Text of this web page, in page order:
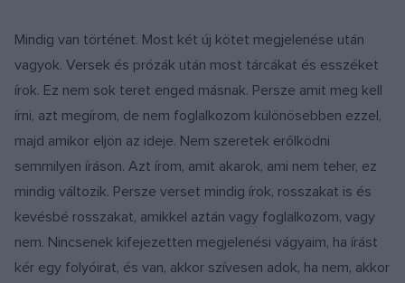
Mindig van történet. Most két új kötet megjelenése után
vagyok. Versek és prózák után most tárcákat és esszéket
írok. Ez nem sok teret enged másnak. Persze amit meg kell
írni, azt megírom, de nem foglalkozom különösebben ezzel,
majd amikor eljön az ideje. Nem szeretek erőlködni
semmilyen íráson. Azt írom, amit akarok, ami nem teher, ez
mindig változik. Persze verset mindig írok, rosszakat is és
kevésbé rosszakat, amikkel aztán vagy foglalkozom, vagy
nem. Nincsenek kifejezetten megjelenési vágyaim, ha írást
kér egy folyóirat, és van, akkor szívesen adok, ha nem, akkor